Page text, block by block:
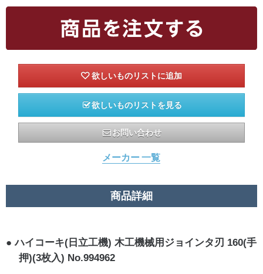
欲しいものリストを見る
お問い合わせ
メーカー 一覧
商品詳細
ハイコーキ(日立工機) 木工機械用ジョインタ刃 160(手
押)(3枚入) No.994962